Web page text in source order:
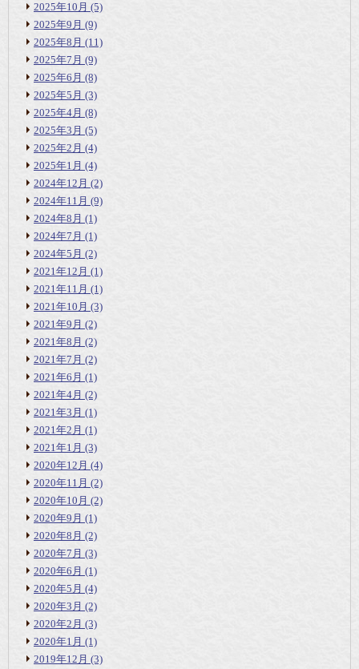
2025年10月 (5)
2025年9月 (9)
2025年8月 (11)
2025年7月 (9)
2025年6月 (8)
2025年5月 (3)
2025年4月 (8)
2025年3月 (5)
2025年2月 (4)
2025年1月 (4)
2024年12月 (2)
2024年11月 (9)
2024年8月 (1)
2024年7月 (1)
2024年5月 (2)
2021年12月 (1)
2021年11月 (1)
2021年10月 (3)
2021年9月 (2)
2021年8月 (2)
2021年7月 (2)
2021年6月 (1)
2021年4月 (2)
2021年3月 (1)
2021年2月 (1)
2021年1月 (3)
2020年12月 (4)
2020年11月 (2)
2020年10月 (2)
2020年9月 (1)
2020年8月 (2)
2020年7月 (3)
2020年6月 (1)
2020年5月 (4)
2020年3月 (2)
2020年2月 (3)
2020年1月 (1)
2019年12月 (3)